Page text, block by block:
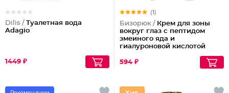
Dilis / Туалетная вода
Adagio
1449 ₽
(1)
Бизорюк / Крем для зоны
вокруг глаз с пептидом
змеиного яда и
гиалуроновой кислотой
594 ₽